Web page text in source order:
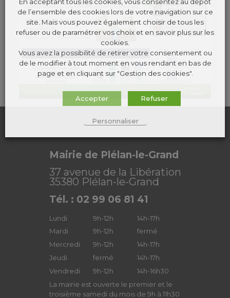
Mairie de Plélan-le-Grand
37 avenue de la Libération
35380 Plélan-le-Grand
Tél. : 02 99 06 81 41
Lundi 9h-12h
14h-17h
Mardi
9h-12h
fermé
Mercredi
9h-12h
14h-17h
Jeudi
fermé
14h-17h
Vendredi
9h-12h
14h-16h30
La mairie est ouverte le premier et le
troisième samedi du mois de 9h à 11h30
de l’ensemble des cookies lors de votre navigation sur ce
site. Mais vous pouvez également choisir de tous les
refuser ou de paramétrer vos choix et en savoir plus sur les
cookies.
Vous avez la possibilité de retirer votre consentement ou
de le modifier à tout moment en vous rendant en bas de
page et en cliquant sur "Gestion des cookies".
Accepter Refuser
Personnaliser